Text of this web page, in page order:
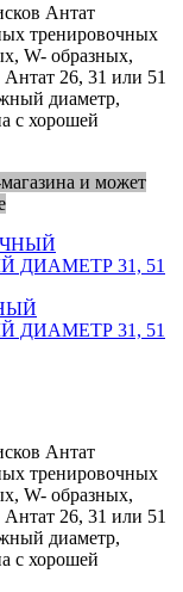
Антат
тренировочных
W- образных,
26, 31 или 51
диаметр,
с хорошей
и может
ДИАМЕТР 31, 51
Антат
тренировочных
W- образных,
26, 31 или 51
диаметр,
с хорошей